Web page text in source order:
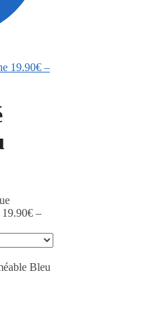
19.90€ –
19.90€ –
Bleu